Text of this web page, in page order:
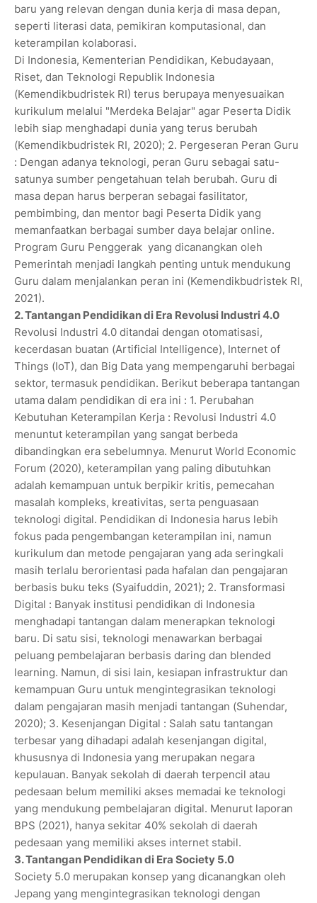
baru yang relevan dengan dunia kerja di masa depan,
seperti literasi data, pemikiran komputasional, dan
keterampilan kolaborasi.
Di Indonesia, Kementerian Pendidikan, Kebudayaan,
Riset, dan Teknologi Republik Indonesia
(Kemendikbudristek RI) terus berupaya menyesuaikan
kurikulum melalui "Merdeka Belajar" agar Peserta Didik
lebih siap menghadapi dunia yang terus berubah
(Kemendikbudristek RI, 2020); 2. Pergeseran Peran Guru
: Dengan adanya teknologi, peran Guru sebagai satu-
satunya sumber pengetahuan telah berubah. Guru di
masa depan harus berperan sebagai fasilitator,
pembimbing, dan mentor bagi Peserta Didik yang
memanfaatkan berbagai sumber daya belajar online.
Program Guru Penggerak yang dicanangkan oleh
Pemerintah menjadi langkah penting untuk mendukung
Guru dalam menjalankan peran ini (Kemendikbudristek RI,
2021).
2. Tantangan Pendidikan di Era Revolusi Industri 4.0
Revolusi Industri 4.0 ditandai dengan otomatisasi,
kecerdasan buatan (Artificial Intelligence), Internet of
Things (IoT), dan Big Data yang mempengaruhi berbagai
sektor, termasuk pendidikan. Berikut beberapa tantangan
utama dalam pendidikan di era ini : 1. Perubahan
Kebutuhan Keterampilan Kerja : Revolusi Industri 4.0
menuntut keterampilan yang sangat berbeda
dibandingkan era sebelumnya. Menurut World Economic
Forum (2020), keterampilan yang paling dibutuhkan
adalah kemampuan untuk berpikir kritis, pemecahan
masalah kompleks, kreativitas, serta penguasaan
teknologi digital. Pendidikan di Indonesia harus lebih
fokus pada pengembangan keterampilan ini, namun
kurikulum dan metode pengajaran yang ada seringkali
masih terlalu berorientasi pada hafalan dan pengajaran
berbasis buku teks (Syaifuddin, 2021); 2. Transformasi
Digital : Banyak institusi pendidikan di Indonesia
menghadapi tantangan dalam menerapkan teknologi
baru. Di satu sisi, teknologi menawarkan berbagai
peluang pembelajaran berbasis daring dan blended
learning. Namun, di sisi lain, kesiapan infrastruktur dan
kemampuan Guru untuk mengintegrasikan teknologi
dalam pengajaran masih menjadi tantangan (Suhendar,
2020); 3. Kesenjangan Digital : Salah satu tantangan
terbesar yang dihadapi adalah kesenjangan digital,
khususnya di Indonesia yang merupakan negara
kepulauan. Banyak sekolah di daerah terpencil atau
pedesaan belum memiliki akses memadai ke teknologi
yang mendukung pembelajaran digital. Menurut laporan
BPS (2021), hanya sekitar 40% sekolah di daerah
pedesaan yang memiliki akses internet stabil.
3. Tantangan Pendidikan di Era Society 5.0
Society 5.0 merupakan konsep yang dicanangkan oleh
Jepang yang mengintegrasikan teknologi dengan